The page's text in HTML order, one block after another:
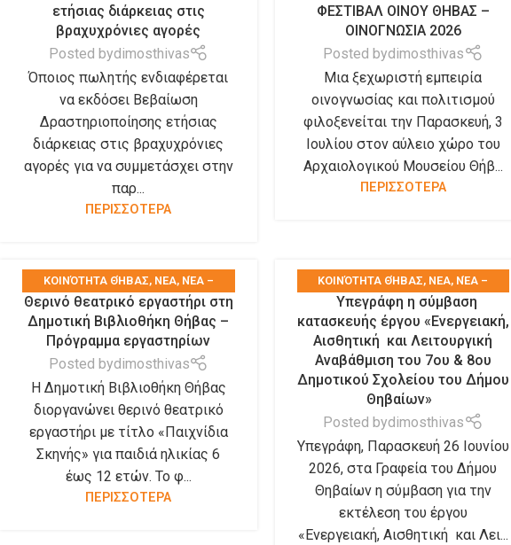
ΤΑ ΝΈΑ ΤΩΝ ΣΥΛΛΌΓΩΝ
ετήσιας διάρκειας στις
βραχυχρόνιες αγορές
Posted bydimosthivas
Όποιος πωλητής ενδιαφέρεται
να εκδόσει Βεβαίωση
Δραστηριοποίησης ετήσιας
διάρκειας στις βραχυχρόνιες
αγορές για να συμμετάσχει στην
παρ...
ΠΕΡΙΣΣΟΤΕΡΑ
ΤΑ ΝΈΑ ΤΩΝ ΣΥΛΛΌΓΩΝ
ΦΕΣΤΙΒΑΛ ΟΙΝΟΥ ΘΗΒΑΣ –
ΟΙΝΟΓΝΩΣΙΑ 2026
Posted bydimosthivas
Μια ξεχωριστή εμπειρία
οινογνωσίας και πολιτισμού
φιλοξενείται την Παρασκευή, 3
Ιουλίου στον αύλειο χώρο του
Αρχαιολογικού Μουσείου Θήβ...
ΠΕΡΙΣΣΟΤΕΡΑ
KΟΙΝΌΤΗΤΑ ΘΉΒΑΣ, ΝΕΑ, ΝΈΑ –
ΑΝΑΚΟΙΝΏΣΕΙΣ,ΤΑ ΝΈΑ ΤΟΥ ΔΉΜΟΥ,
ΤΑ ΝΈΑ ΤΩΝ ΣΥΛΛΌΓΩΝ
Θερινό θεατρικό εργαστήρι στη
Δημοτική Βιβλιοθήκη Θήβας –
Πρόγραμμα εργαστηρίων
Posted bydimosthivas
Η Δημοτική Βιβλιοθήκη Θήβας
διοργανώνει θερινό θεατρικό
εργαστήρι με τίτλο «Παιχνίδια
Σκηνής» για παιδιά ηλικίας 6
έως 12 ετών. Το φ...
ΠΕΡΙΣΣΟΤΕΡΑ
KΟΙΝΌΤΗΤΑ ΘΉΒΑΣ, ΝΕΑ, ΝΈΑ –
ΑΝΑΚΟΙΝΏΣΕΙΣ, ΠΡΟΚΗΡΎΞΕΙΣ-
ΔΙΑΚΗΡΎΞΕΙΣ-ΠΡΟΜΉΘΕΙΕΣ-
ΥΠΗΡΕΣΊΕΣ , ΤΑ ΝΈΑ ΤΟΥ ΔΉΜΟΥ
Υπεγράφη η σύμβαση
κατασκευής έργου «Ενεργειακή,
Αισθητική και Λειτουργική
Αναβάθμιση του 7ου & 8ου
Δημοτικού Σχολείου του Δήμου
Θηβαίων»
Posted bydimosthivas
Υπεγράφη, Παρασκευή 26 Ιουνίου
2026, στα Γραφεία του Δήμου
Θηβαίων η σύμβαση για την
εκτέλεση του έργου
«Ενεργειακή, Αισθητική και Λει...